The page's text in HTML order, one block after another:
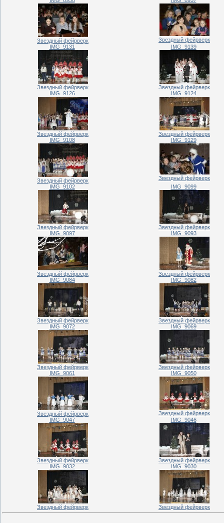
Звездный фейрверк
Звездный фейрверк
IMG_9131
Звездный фейрверк
IMG_9139
Звездный фейрверк
IMG_9126
Звездный фейрверк
IMG_9124
Звездный фейрверк
IMG_9108
Звездный фейрверк
IMG_9129
Звездный фейрверк
IMG_9102
Звездный фейрверк
IMG_9099
Звездный фейрверк
IMG_9097
Звездный фейрверк
IMG_9093
Звездный фейрверк
IMG_9084
Звездный фейрверк
IMG_9082
Звездный фейрверк
IMG_9072
Звездный фейрверк
IMG_9069
Звездный фейрверк
IMG_9061
Звездный фейрверк
IMG_9050
Звездный фейрверк
IMG_9047
Звездный фейрверк
IMG_9046
Звездный фейрверк
IMG_9032
Звездный фейрверк
IMG_9030
Звездный фейрверк